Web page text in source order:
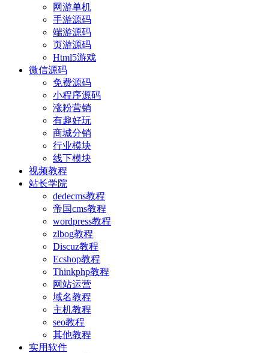
网游单机
手游源码
端游源码
页游源码
Html5游戏
微信源码
免费源码
小程序源码
涨粉营销
有趣好玩
商城分销
行业模块
线下模块
视频教程
站长学院
dedecms教程
帝国cms教程
wordpress教程
zlbog教程
Discuz教程
Ecshop教程
Thinkphp教程
网站运营
域名教程
主机教程
seo教程
其他教程
实用软件